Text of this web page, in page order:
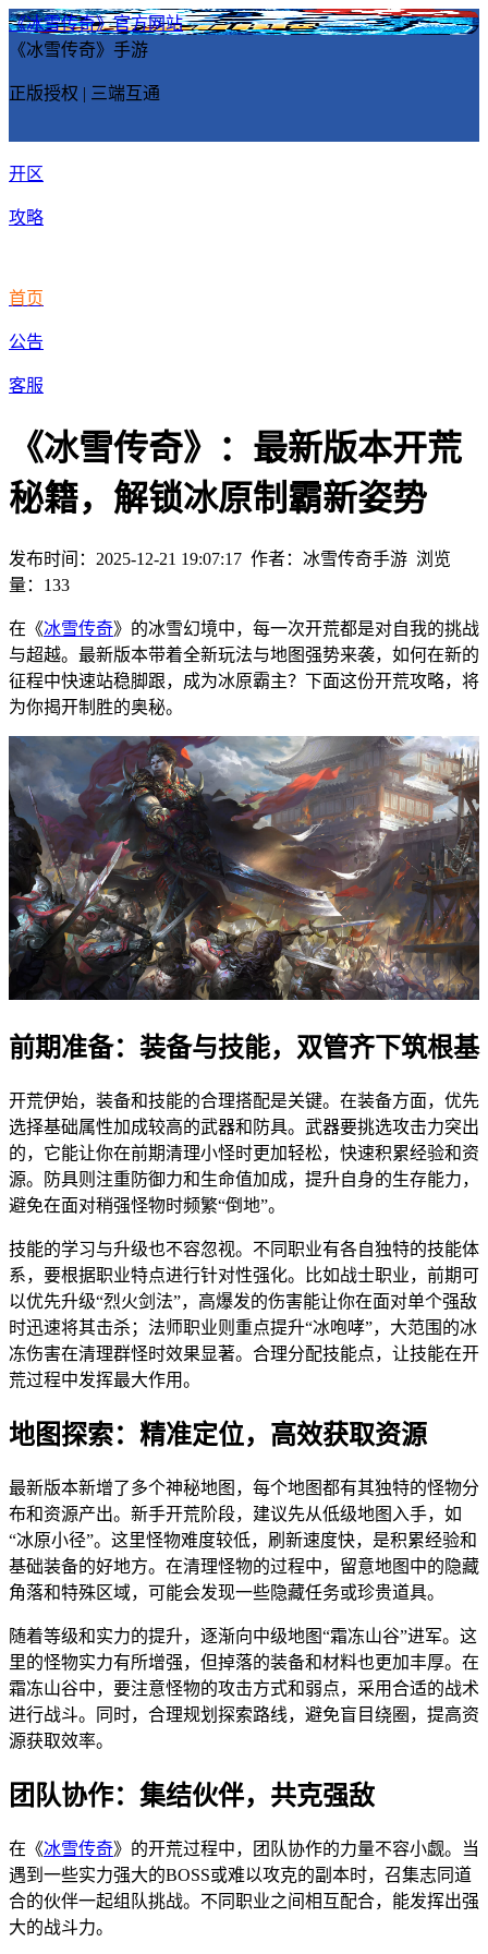
《冰雪传奇》官方网站
《冰雪传奇》手游
正版授权 | 三端互通
开区
攻略
首页
公告
客服
《冰雪传奇》：最新版本开荒
秘籍，解锁冰原制霸新姿势
发布时间：2025-12-21 19:07:17 作者：冰雪传奇手游 浏览
量： 133
在《冰雪传奇》的冰雪幻境中，每一次开荒都是对自我的挑战
与超越。最新版本带着全新玩法与地图强势来袭，如何在新的
征程中快速站稳脚跟，成为冰原霸主？下面这份开荒攻略，将
为你揭开制胜的奥秘。
前期准备：装备与技能，双管齐下筑根基
开荒伊始，装备和技能的合理搭配是关键。在装备方面，优先
选择基础属性加成较高的武器和防具。武器要挑选攻击力突出
的，它能让你在前期清理小怪时更加轻松，快速积累经验和资
源。防具则注重防御力和生命值加成，提升自身的生存能力，
避免在面对稍强怪物时频繁“倒地”。
技能的学习与升级也不容忽视。不同职业有各自独特的技能体
系，要根据职业特点进行针对性强化。比如战士职业，前期可
以优先升级“烈火剑法”，高爆发的伤害能让你在面对单个强敌
时迅速将其击杀；法师职业则重点提升“冰咆哮”，大范围的冰
冻伤害在清理群怪时效果显著。合理分配技能点，让技能在开
荒过程中发挥最大作用。
地图探索：精准定位，高效获取资源
最新版本新增了多个神秘地图，每个地图都有其独特的怪物分
布和资源产出。新手开荒阶段，建议先从低级地图入手，如
“冰原小径”。这里怪物难度较低，刷新速度快，是积累经验和
基础装备的好地方。在清理怪物的过程中，留意地图中的隐藏
角落和特殊区域，可能会发现一些隐藏任务或珍贵道具。
随着等级和实力的提升，逐渐向中级地图“霜冻山谷”进军。这
里的怪物实力有所增强，但掉落的装备和材料也更加丰厚。在
霜冻山谷中，要注意怪物的攻击方式和弱点，采用合适的战术
进行战斗。同时，合理规划探索路线，避免盲目绕圈，提高资
源获取效率。
团队协作：集结伙伴，共克强敌
在《冰雪传奇》的开荒过程中，团队协作的力量不容小觑。当
遇到一些实力强大的BOSS或难以攻克的副本时，召集志同道
合的伙伴一起组队挑战。不同职业之间相互配合，能发挥出强
大的战斗力。